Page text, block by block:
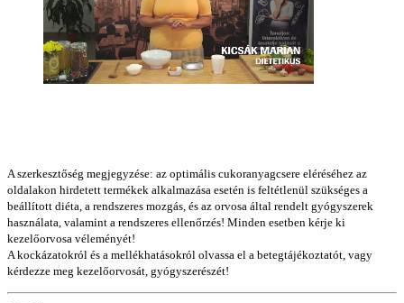
A szerkesztőség megjegyzése: az optimális cukoranyagcsere eléréséhez az
oldalakon hirdetett termékek alkalmazása esetén is feltétlenül szükséges a
beállított diéta, a rendszeres mozgás, és az orvosa által rendelt gyógyszerek
használata, valamint a rendszeres ellenőrzés! Minden esetben kérje ki
kezelőorvosa véleményét!
A kockázatokról és a mellékhatásokról olvassa el a betegtájékoztatót, vagy
kérdezze meg kezelőorvosát, gyógyszerészét!